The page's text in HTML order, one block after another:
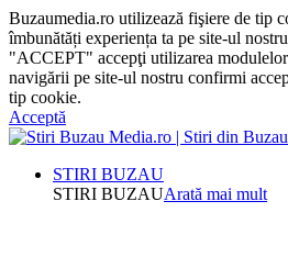
Buzaumedia.ro utilizează fişiere de tip
îmbunătăți experiența ta pe site-ul
"ACCEPT" accepţi utilizarea
navigării pe site-ul nostru confirmi
tip cookie.
Acceptă
STIRI BUZAU
STIRI BUZAUArată mai mult